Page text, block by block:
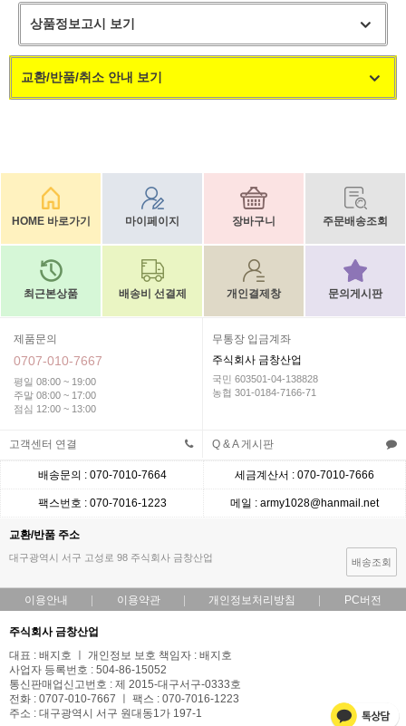
상품정보고시 보기
교환/반품/취소 안내 보기
HOME 바로가기 마이페이지 장바구니 주문배송조회
최근본상품 배송비 선결제 개인결제창 문의게시판
제품문의
0707-010-7667
평일 08:00 ~ 19:00
주말 08:00 ~ 17:00
점심 12:00 ~ 13:00
무통장 입금계좌
주식회사 금창산업
국민 603501-04-138828
농협 301-0184-7166-71
고객센터 연결 Q & A 게시판
배송문의 : 070-7010-7664 세금계산서 : 070-7010-7666
팩스번호 : 070-7016-1223 메일 : army1028@hanmail.net
교환/반품 주소
대구광역시 서구 고성로 98 주식회사 금창산업 배송조회
이용안내 이용약관 개인정보처리방침 PC버전
주식회사 금창산업
대표 : 배지호 ㅣ 개인정보 보호 책임자 : 배지호
사업자 등록번호 : 504-86-15052
통신판매업신고번호 : 제 2015-대구서구-0333호
전화 : 0707-010-7667 ㅣ 팩스 : 070-7016-1223
주소 : 대구광역시 서구 원대동1가 197-1